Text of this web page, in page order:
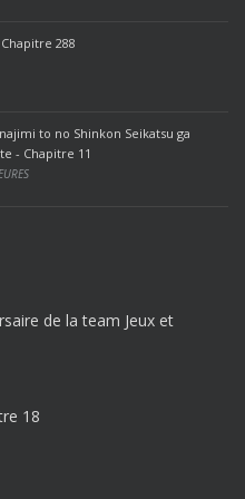
288
to no Shinkon Seikatsu ga
- Chapitre 11
de la team Jeux et
18